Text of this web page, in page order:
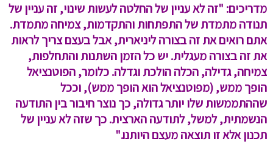
מדריכים: "זה לא עניין של החלטה לעשות שינוי, זה עניין של
תנודה מתמדת של התפתחות והתקדמות, צמיחה מתמדת.
אתם רואים את זה בצורה ליניארית, אבל בעצם צריך לראות
את זה בצורה מעגלית. יש כל הזמן השתנות והתחלפות,
צמיחה, גדילה, הכלה הולכת וגדלה. כלומר, הפוטנציאל
הופך ממש, (מפוטנציאל הוא הופך ממש), וככל
שההתממשות שלו יותר גדולה, כך נוצר חיבור בין התודעה
הנשמתית, למשל, לתודעה הארצית. כך שזה לא עניין של
תכנון אלא זו תוצאה מעצם היותנו."